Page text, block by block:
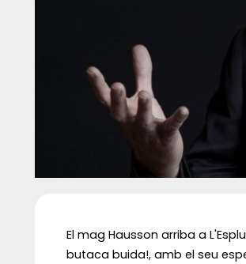
El mag Hausson arriba a
butaca buida!, amb el seu